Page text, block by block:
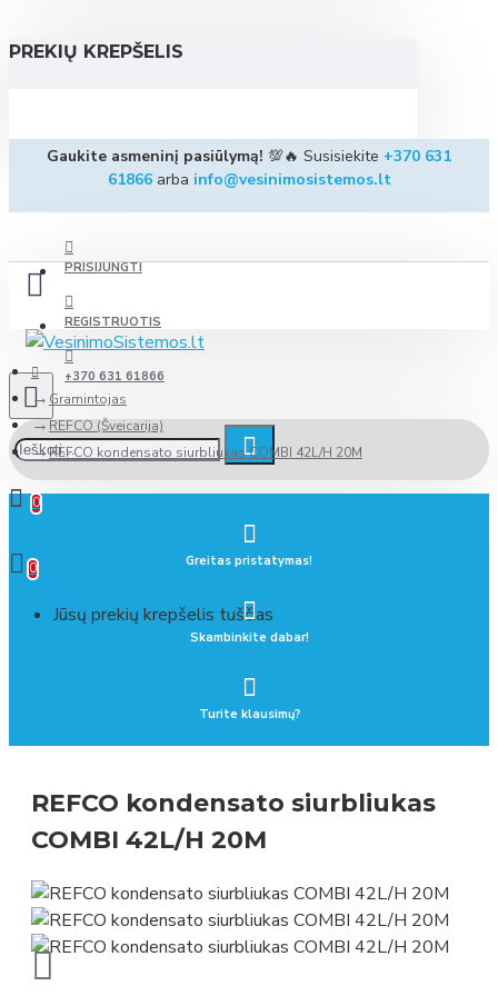
PREKIŲ KREPŠELIS
Gaukite asmeninį pasiūlymą! 💯🔥 Susisiekite +370 631
61866arba info@vesinimosistemos.lt
PRISIJUNGTI
REGISTRUOTIS
+370 631 61866
0
0
Jūsų prekių krepšelis tuščias
Gramintojas
REFCO (Šveicarija)
REFCO kondensato siurbliukas COMBI 42L/H 20M
Greitas pristatymas!
Skambinkite dabar!
Turite klausimų?
REFCO kondensato siurbliukas
COMBI 42L/H 20M